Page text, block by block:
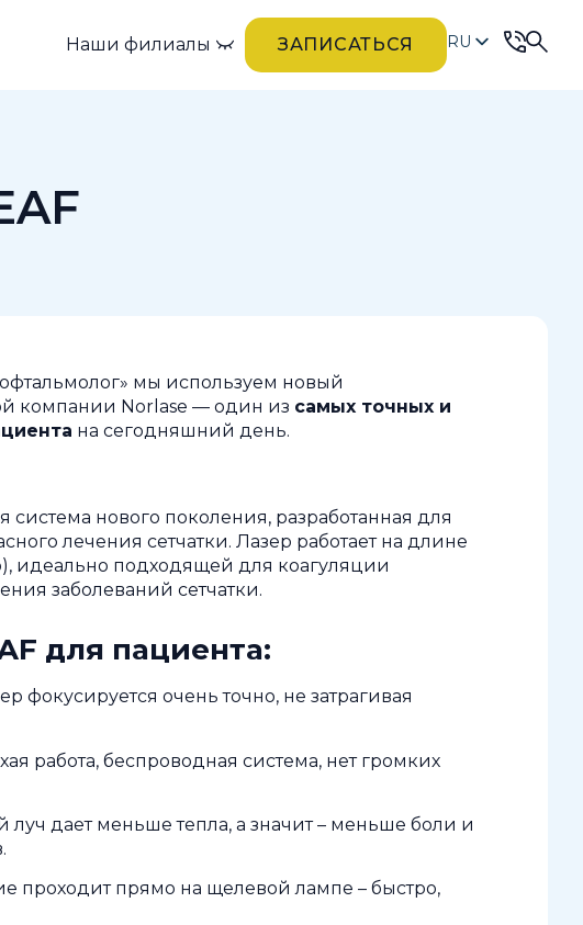
Наши филиалы ЗАПИСАТЬСЯ
RU
мы используем новый
компании Norlase — один из самых точных и
на сегодняшний день.
система нового поколения, разработанная для
лечения сетчатки. Лазер работает на длине
идеально подходящей для коагуляции
заболеваний сетчатки.
для пациента:
фокусируется очень точно, не затрагивая
работа, беспроводная система, нет громких
дает меньше тепла, а значит – меньше боли и
проходит прямо на щелевой лампе – быстро,